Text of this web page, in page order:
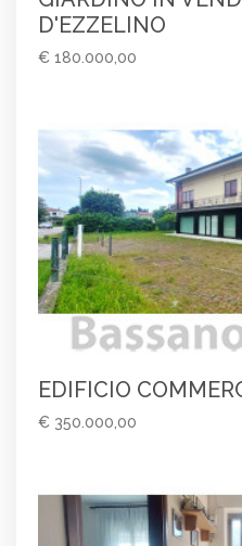
D'EZZELINO
€ 180.000,00
EDIFICIO
€ 350.000,00